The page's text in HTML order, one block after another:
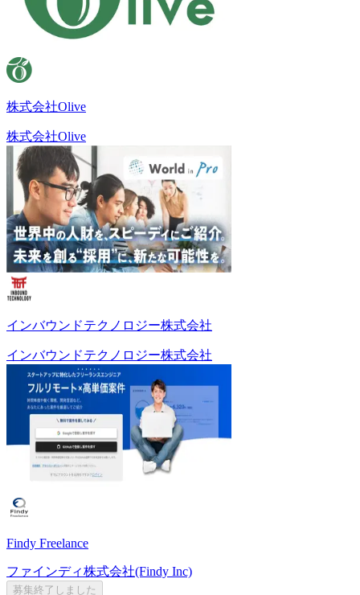
株式会社Olive
株式会社Olive
インバウンドテクノロジー株式会社
インバウンドテクノロジー株式会社
Findy Freelance
ファインディ株式会社(Findy Inc)
募集終了しました